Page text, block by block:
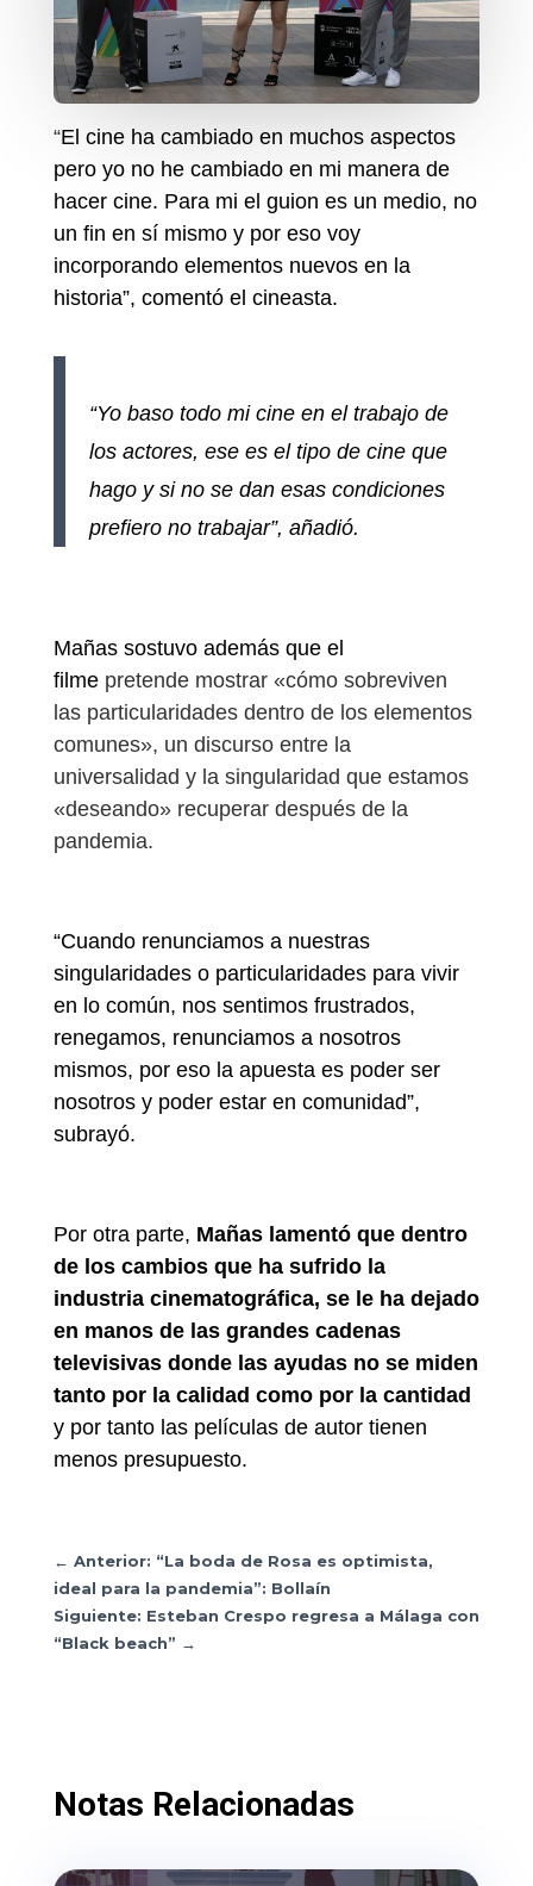
“El cine ha cambiado en muchos aspectos
pero yo no he cambiado en mi manera de
hacer cine. Para mi el guion es un medio, no
un fin en sí mismo y por eso voy
incorporando elementos nuevos en la
historia”, comentó el cineasta.
“Yo baso todo mi cine en el trabajo de
los actores, ese es el tipo de cine que
hago y si no se dan esas condiciones
prefiero no trabajar”, añadió.
Mañas sostuvo además que el
filme pretende mostrar «cómo sobreviven
las particularidades dentro de los elementos
comunes», un discurso entre la
universalidad y la singularidad que estamos
«deseando» recuperar después de la
pandemia.
“Cuando renunciamos a nuestras
singularidades o particularidades para vivir
en lo común, nos sentimos frustrados,
renegamos, renunciamos a nosotros
mismos, por eso la apuesta es poder ser
nosotros y poder estar en comunidad”,
subrayó.
Por otra parte, Mañas lamentó que dentro
de los cambios que ha sufrido la
industria cinematográfica, se le ha dejado
en manos de las grandes cadenas
televisivas donde las ayudas no se miden
tanto por la calidad como por la cantidad
y por tanto las películas de autor tienen
menos presupuesto.
← Anterior: “La boda de Rosa es optimista,
ideal para la pandemia”: Bollaín
Siguiente: Esteban Crespo regresa a Málaga con
“Black beach” →
Notas Relacionadas